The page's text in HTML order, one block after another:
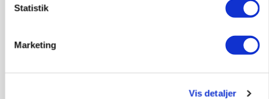
Statistik
Marketing
Vis detaljer
protestgruppe vil demonstrere mod ny